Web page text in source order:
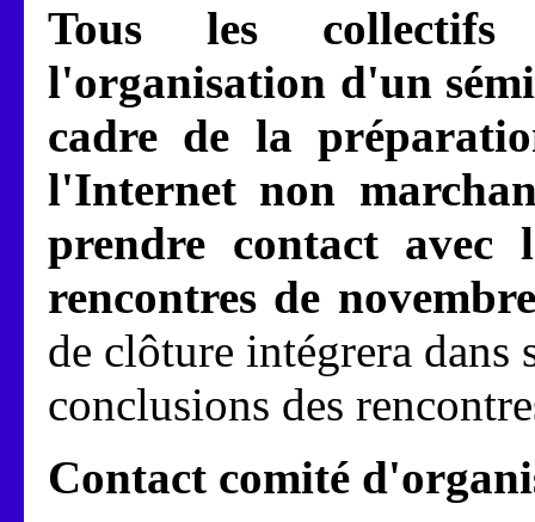
Tous les
l'organisation d'un
cadre de la
l'Internet non
prendre contact avec
rencontres de
de clôture intégrera dans
conclusions des
Contact comité